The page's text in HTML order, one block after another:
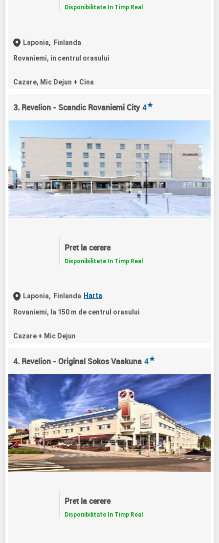
Disponibilitate In Timp Real
Laponia, Finlanda
Rovaniemi, in centrul orasului
Cazare, Mic Dejun + Cina
3. Revelion - Scandic Rovaniemi City 4★
Pret la cerere
Disponibilitate In Timp Real
Laponia, Finlanda Harta
Rovaniemi, la 150 m de centrul orasului
Cazare + Mic Dejun
4. Revelion - Original Sokos Vaakuna 4★
Pret la cerere
Disponibilitate In Timp Real